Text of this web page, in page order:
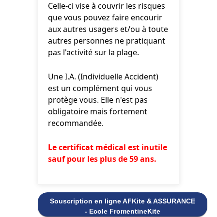
Celle-ci vise à couvrir les risques
que vous pouvez faire encourir
aux autres usagers et/ou à toute
autres personnes ne pratiquant
pas l'activité sur la plage.
Une I.A. (Individuelle Accident)
est un complément qui vous
protège vous. Elle n'est pas
obligatoire mais fortement
recommandée.
Le certificat médical est inutile
sauf pour les plus de 59 ans.
Souscription en ligne AFKite & ASSURANCE
- Ecole FromentineKite